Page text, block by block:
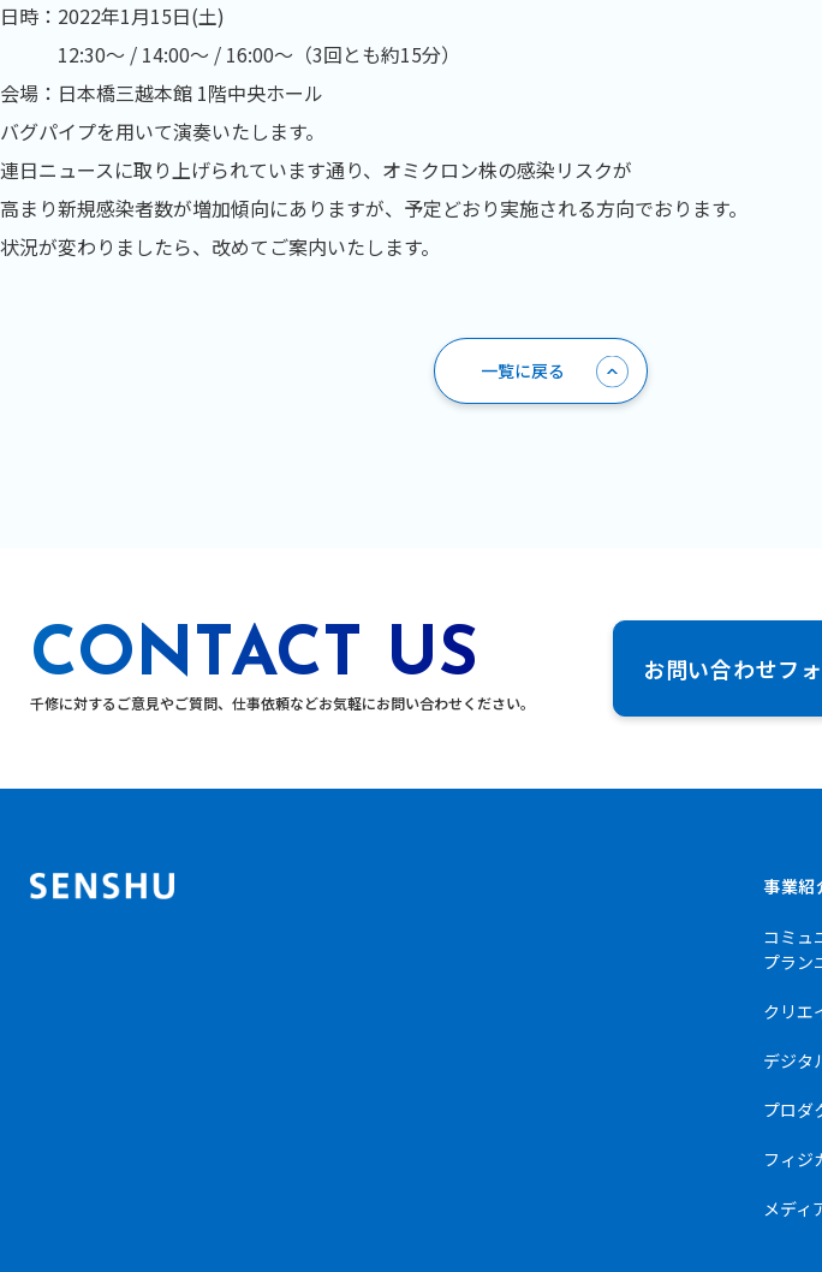
日時：2022年1月15日(土)
12:30～ / 14:00～ / 16:00～（3回とも約15分）
会場：日本橋三越本館 1階中央ホール
バグパイプを用いて演奏いたします。
連日ニュースに取り上げられています通り、オミクロン株の感染リスクが
高まり新規感染者数が増加傾向にありますが、予定どおり実施される方向でおります。
状況が変わりましたら、改めてご案内いたします。
一覧に戻る
CONTACT US
千修に対するご意見やご質問、 仕事依頼などお気軽にお問い合わせください。
お問い合わせフ
事業紹
コミュ
プラン
クリエ
デジタ
プロダ
フィジ
メディ